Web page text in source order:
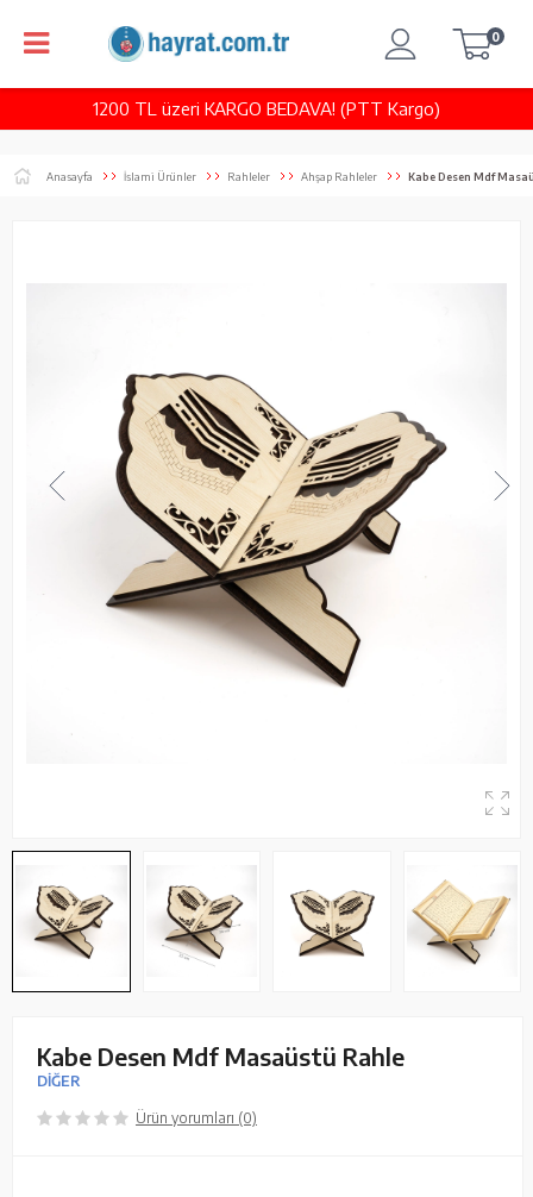
1200 TL üzeri KARGO BEDAVA! (PTT Kargo)
0
Anasayfa İslami Ürünler Rahleler Ahşap Rahleler Kabe Desen Mdf
Kabe Desen Mdf Masaüstü Rahle
DİĞER
Ürün yorumları (0)